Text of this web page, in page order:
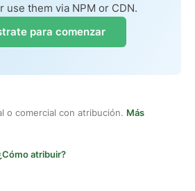
use them via NPM or CDN.
para comenzar
o comercial con atribución. Más
atribuir?